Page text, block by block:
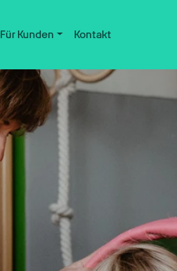
Für Kunden Kontakt